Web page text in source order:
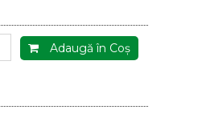
Adaugă în Coş